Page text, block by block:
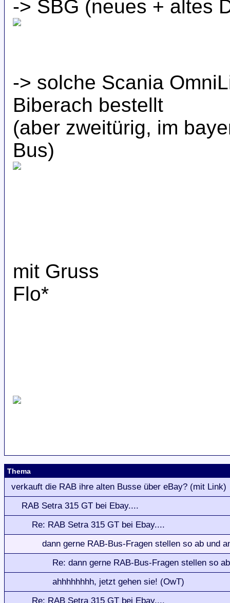
-> SBG (neues + altes
-> solche Scania
Biberach bestellt
(aber zweitürig, im
Bus)
mit Gruss
Flo*
Thema
verkauft die RAB ihre alten Busse über eBay? (mit Link)
RAB Setra 315 GT bei Ebay....
Re: RAB Setra 315 GT bei Ebay....
dann gerne RAB-Bus-Fragen stellen so ab und
Re: dann gerne RAB-Bus-Fragen stellen so
ahhhhhhhh, jetzt gehen sie! (OwT)
Re: RAB Setra 315 GT bei Ebay....